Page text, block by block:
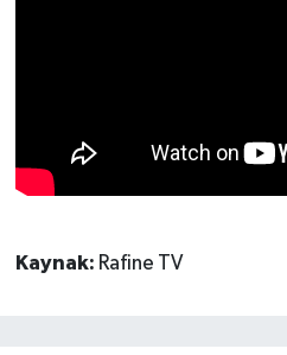
Kaynak: Rafine TV